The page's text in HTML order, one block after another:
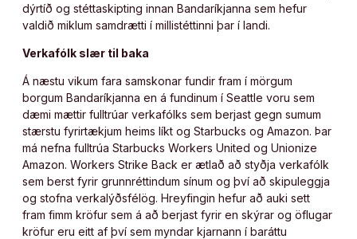
dýrtíð og stéttaskipting innan Bandaríkjanna sem hefur
valdið miklum samdrætti í millistéttinni þar í landi.
Verkafólk slær til baka
Á næstu vikum fara samskonar fundir fram í mörgum
borgum Bandaríkjanna en á fundinum í Seattle voru sem
dæmi mættir fulltrúar verkafólks sem berjast gegn sumum
stærstu fyrirtækjum heims líkt og Starbucks og Amazon. Þar
má nefna fulltrúa Starbucks Workers United og Unionize
Amazon. Workers Strike Back er ætlað að styðja verkafólk
sem berst fyrir grunnréttindum sínum og því að skipuleggja
og stofna verkalýðsfélög. Hreyfingin hefur að auki sett
fram fimm kröfur sem á að berjast fyrir en skýrar og öflugar
kröfur eru eitt af því sem myndar kjarnann í baráttu